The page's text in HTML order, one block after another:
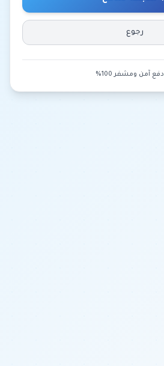
رجوع
دفع آمن ومشفر 100%